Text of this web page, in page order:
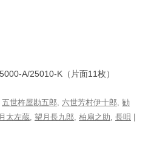
A/25010-K（片面11枚）
五世杵屋勘五郎, 六世芳村伊十郎, 勧
太左蔵, 望月長九郎, 柏扇之助, 長唄